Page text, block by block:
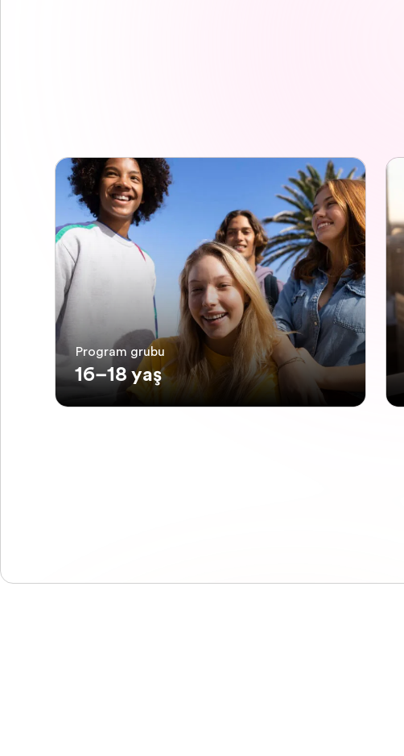
Program grubu
16–18 yaş